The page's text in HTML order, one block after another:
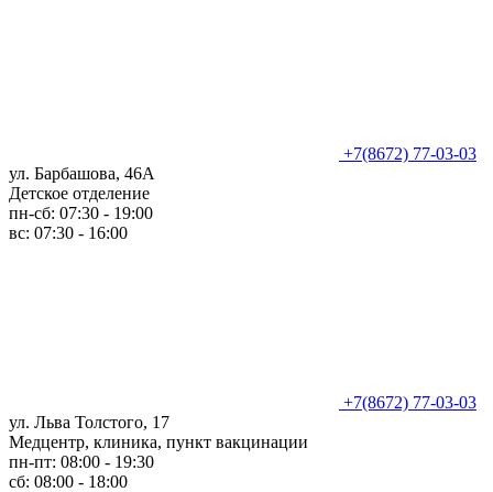
+7(8672) 77-03-03
ул. Барбашова, 46А
Детское отделение
пн-сб: 07:30 - 19:00
вс: 07:30 - 16:00
+7(8672) 77-03-03
ул. Льва Толстого, 17
Медцентр, клиника, пункт вакцинации
пн-пт: 08:00 - 19:30
сб: 08:00 - 18:00